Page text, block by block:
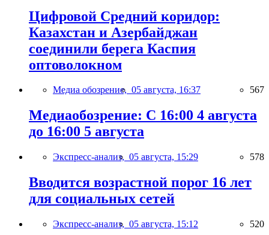
Цифровой Средний коридор:
Казахстан и Азербайджан
соединили берега Каспия
оптоволокном
Медиа обозрение, 05 августа, 16:37 567
Медиаобозрение: С 16:00 4 августа
до 16:00 5 августа
Экспресс-анализ, 05 августа, 15:29 578
Вводится возрастной порог 16 лет
для социальных сетей
Экспресс-анализ, 05 августа, 15:12 520